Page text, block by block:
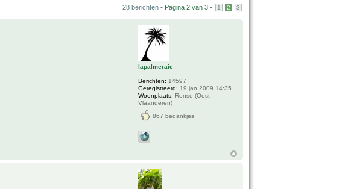
28 berichten • Pagina 2 van 3 • 1 2 3
lapalmeraie
Berichten: 14597
Geregistreerd: 19 jan 2009 14:35
Woonplaats: Ronse (Oost-
Vlaanderen)
867 bedankjes